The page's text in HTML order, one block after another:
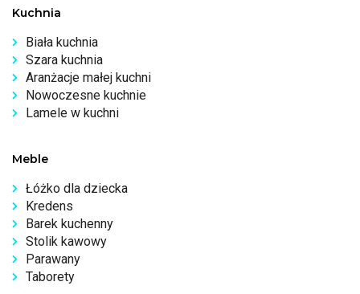
Kuchnia
Biała kuchnia
Szara kuchnia
Aranżacje małej kuchni
Nowoczesne kuchnie
Lamele w kuchni
Meble
Łóżko dla dziecka
Kredens
Barek kuchenny
Stolik kawowy
Parawany
Taborety